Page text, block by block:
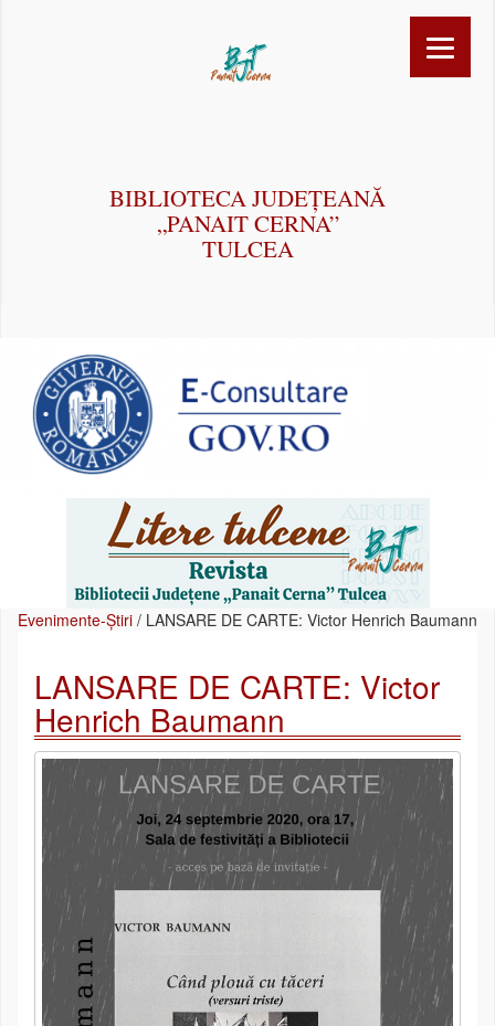
BIBLIOTECA JUDEȚEANĂ
„PANAIT CERNA”
TULCEA
Evenimente-Știri / LANSARE DE CARTE: Victor Henrich Baumann
LANSARE DE CARTE: Victor
Henrich Baumann